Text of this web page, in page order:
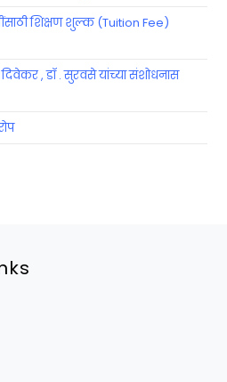
शिक्षण शुल्क (Tuition Fee)
. दिवेकर , डॉ . सुरवसे यांच्या संशोधनास